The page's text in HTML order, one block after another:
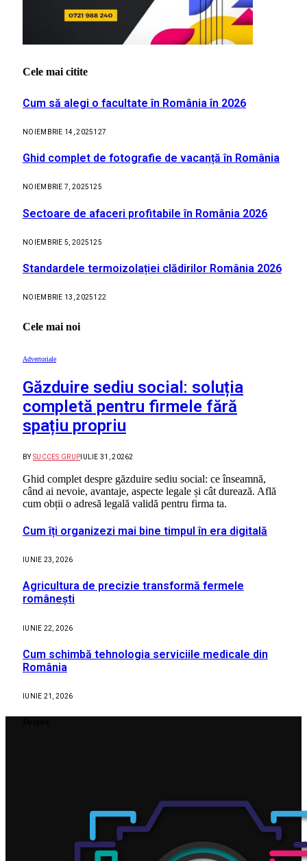
Cele mai citite
Cum să alegi o facultate în România în 2026
NOIEMBRIE 14, 2025127
Ghid complet de fotografie de vacanță în România
NOIEMBRIE 7, 2025125
Sectoare de afaceri profitabile în România 2026
NOIEMBRIE 5, 2025125
Standardele termoizolației clădirilor România 2026
NOIEMBRIE 13, 2025122
Cele mai noi
Advertoriale
Găzduire sediu social: soluția
completă pentru firmele fără
spațiu propriu
BY SUCCES GRUP IULIE 31, 20262
Ghid complet despre găzduire sediu social: ce înseamnă,
când ai nevoie, avantaje, aspecte legale și cât durează. Află
cum obții o adresă legală validă pentru firma ta.
Cum îți organizezi mai bine timpul în era digitală
IUNIE 23, 2026
Agricultura de precizie transformă fermele
românești
IUNIE 22, 2026
Cum schimbă tehnologia serviciile medicale din
România
IUNIE 21, 2026